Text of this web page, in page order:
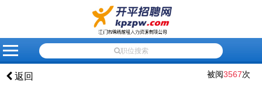
站
页
员
录
员
册
聘
息
才
息
级
索
业
页
届
就
新
讯
系
们
职位搜索
返回 被阅3567次